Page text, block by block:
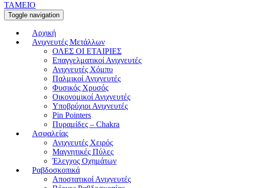
ΤΑΜΕΙΟ
Toggle navigation
Αρχική
Ανιχνευτές Μετάλλων
ΟΛΕΣ ΟΙ ΕΤΑΙΡΙΕΣ
Επαγγελματικοί Ανιχνευτές
Ανιχνευτές Χόμπυ
Παλμικοί Ανιχνευτές
Φυσικός Χρυσός
Οικονομικοί Ανιχνευτές
Υποβρύχιοι Ανιχνευτές
Pin Pointers
Πυραμίδες – Chakra
Ασφαλείας
Ανιχνευτές Χειρός
Μαγνητικές Πύλες
Έλεγχος Οχημάτων
Ραβδοσκοπικά
Αποστατικοί Ανιχνευτές